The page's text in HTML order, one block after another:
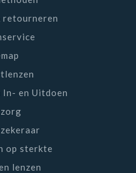
retourneren
en Uitdoen
op sterkte
lenzen